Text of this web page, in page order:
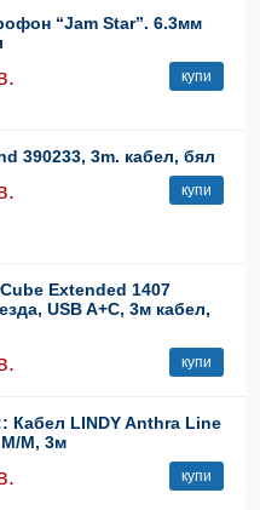
“Jam Star”. 6.3мм
купи
390233, 3m. кабел, бял
купи
Extended 1407
USB A+C, 3м кабел,
купи
Кабел LINDY Anthra Line
M, 3м
купи